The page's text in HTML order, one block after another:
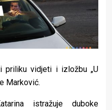
priliku vidjeti i izložbu „U
Marković.
istražuje duboke